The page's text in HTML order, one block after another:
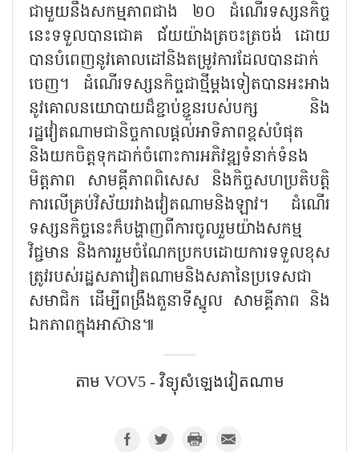
ជាមួយនឹងសកម្មភាពជាង ២០ ដំណើរទស្សនកិច្ច
នេះទទួលបានជោគ ជ័យយ៉ាងត្រចះត្រចង់ ដោយ
បានបំពេញនូវគោលដៅនិងតម្រូវការដែលបានដាក់
ចេញ។ ដំណើរទស្សនកិច្ចជាថ្មីម្តងទៀតបានអះអាង
នូវគោលនយោបាយដ៏ខ្ជាប់ខ្ជួនរបស់បក្ស និង
រដ្ឋវៀតណាមជានិច្ចកាលផ្តល់អាទិភាពខ្ពស់បំផុត
និងយកចិត្តទុកដាក់ចំពោះការអភិវឌ្ឍទំនាក់ទំនង
មិត្តភាព សាមគ្គីភាពពិសេស និងកិច្ចសហប្រតិបត្តិ
ការលើគ្រប់វិស័យរវាងវៀតណាមនិងឡាវ។ ដំណើរ
ទស្សនកិច្ចនេះក៏បង្ហាញពីការចូលរួមយ៉ាងសកម្ម
វិជ្ជមាន និងការរួមចំណែកប្រកបដោយការទទួលខុស
ត្រូវរបស់រដ្ឋសភាវៀតណាមនិងសភានៃប្រទេសជា
សមាជិក ដើម្បីពង្រឹងតួនាទីស្នូល សាមគ្គីភាព និង
ឯកភាពក្នុងអាស៊ាន៕
តាម VOV5 - វិទ្យុសំឡេង​វៀតណាម